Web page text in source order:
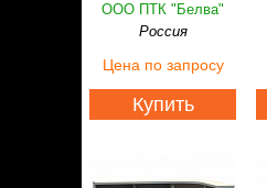
ООО ПТК "Белва"
Россия
Цена по запросу
Купить